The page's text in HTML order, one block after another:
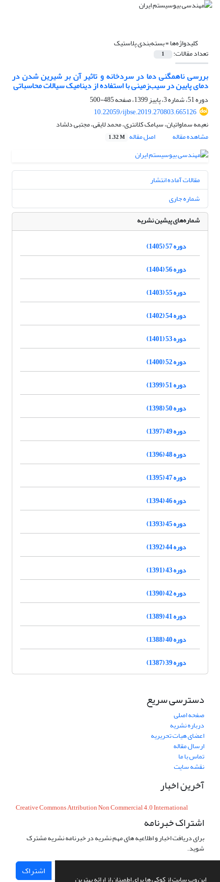
این وب سایت از کوکی ها برای اطمینان از ارائه بهترین
کلیدواژه‌ها =بسته‌بندی پلاستیک
تعداد مقالات: 1
بررسی ناهمگنی دما در سردخانه و تاثیر آن بر شیرین شدن در
دمای پایین در سیب‌زمینی با استفاده از دینامیک سیالات محاسباتی
دوره 51، شماره 3، پاییز 1399، صفحه
485-500
10.22059/ijbse.2019.270803.665126
نعیمه سماواتیان، سیامک کلانتری، محمد لایقی، مجتبی دلشاد
مشاهده مقاله
اصل مقاله 1.32 M
مقالات آماده انتشار
شماره جاری
شماره‌های پیشین نشریه
دوره 57 (1405)
دوره 56 (1404)
دوره 55 (1403)
دوره 54 (1402)
دوره 53 (1401)
دوره 52 (1400)
دوره 51 (1399)
دوره 50 (1398)
دوره 49 (1397)
دوره 48 (1396)
دوره 47 (1395)
دوره 46 (1394)
دوره 45 (1393)
دوره 44 (1392)
دوره 43 (1391)
دوره 42 (1390)
دوره 41 (1389)
دوره 40 (1388)
دوره 39 (1387)
دسترسی سریع
صفحه اصلی
درباره نشریه
اعضای هیات تحریریه
ارسال مقاله
تماس با ما
نقشه سایت
آخرین اخبار
Creative Commons Attribution Non Commercial 4.0 International
اشتراک خبرنامه
برای دریافت اخبار و اطلاعیه های مهم نشریه در خبرنامه نشریه مشترک
شوید.
اشتراک